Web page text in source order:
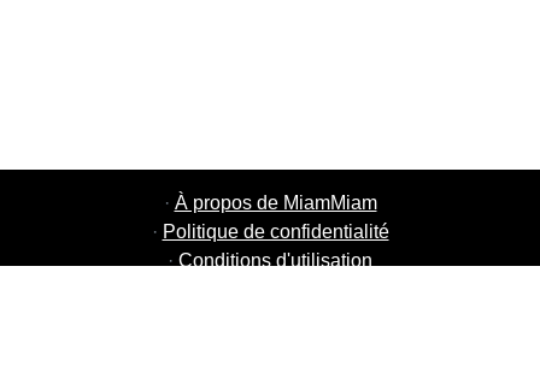
· À propos de MiamMiam
· Politique de confidentialité
· Conditions d'utilisation